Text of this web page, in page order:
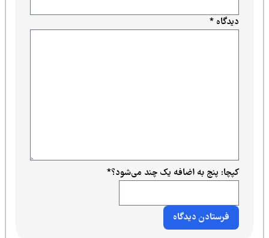
دیدگاه*
کپچا: پنج به اضافه یک چند می‌شود؟*